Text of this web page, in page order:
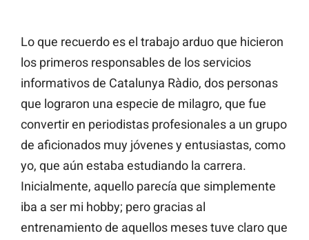
Lo que recuerdo es el trabajo arduo que hicieron
los primeros responsables de los servicios
informativos de Catalunya Ràdio, dos personas
que lograron una especie de milagro, que fue
convertir en periodistas profesionales a un grupo
de aficionados muy jóvenes y entusiastas, como
yo, que aún estaba estudiando la carrera.
Inicialmente, aquello parecía que simplemente
iba a ser mi hobby; pero gracias al
entrenamiento de aquellos meses tuve claro que